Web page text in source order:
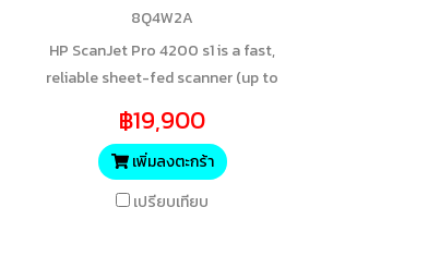
8Q4W2A
HP ScanJet Pro 4200 s1 is a fast,
reliable sheet-fed scanner (up to
high-volume, two-sided scanning
up to 4,500 pages daily. It
features a 50-sheet ADF, USB 3.0
connectivity,
฿19,900
เพิ่มลงตะกร้า
เปรียบเทียบ